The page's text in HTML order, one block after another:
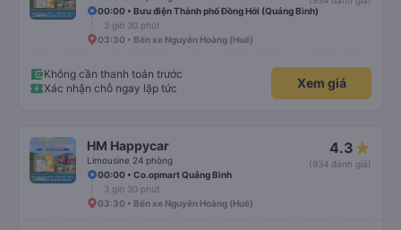
00:00 • Bưu điện Thành phố Đồng Hới (Quảng Bình)
3 giờ 30 phút
03:30 • Bến xe Nguyễn Hoàng (Huế)
Không cần thanh toán trước
Xác nhận chỗ ngay lập tức
Xem giá
HM Happycar
Limousine 24 phòng
4.3
(934 đánh giá)
00:00 • Co.opmart Quảng Bình
3 giờ 30 phút
03:30 • Bến xe Nguyễn Hoàng (Huế)